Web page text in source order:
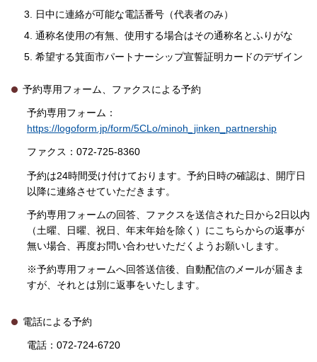
日中に連絡が可能な電話番号（代表者のみ）
通称名使用の有無、使用する場合はその通称名とふりがな
希望する箕面市パートナーシップ宣誓証明カードのデザイン
予約専用フォーム、ファクスによる予約
予約専用フォーム：
https://logoform.jp/form/5CLo/minoh_jinken_partnership
ファクス：072-725-8360
予約は24時間受け付けております。予約日時の確認は、開庁日
以降に連絡させていただきます。
予約専用フォームの回答、ファクスを送信された日から2日以内
（土曜、日曜、祝日、年末年始を除く）にこちらからの返事が
無い場合、再度お問い合わせいただくようお願いします。
※予約専用フォームへ回答送信後、自動配信のメールが届きま
すが、それとは別に返事をいたします。
電話による予約
電話：072-724-6720